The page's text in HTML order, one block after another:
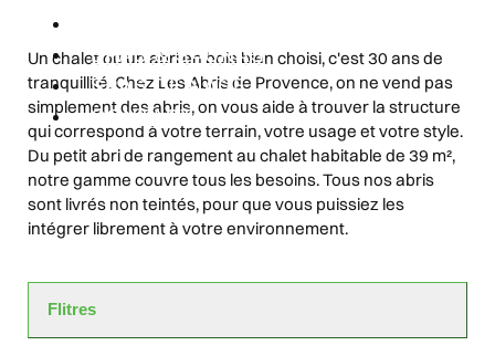
SPAS & SAUNAS
SPAS DE NAGE
CONTACT
Un chalet ou un abri en bois bien choisi, c'est 30 ans de
tranquillité. Chez Les Abris de Provence, on ne vend pas
simplement des abris, on vous aide à trouver la structure
qui correspond à votre terrain, votre usage et votre style.
Du petit abri de rangement au chalet habitable de 39 m²,
notre gamme couvre tous les besoins. Tous nos abris
sont livrés non teintés, pour que vous puissiez les
intégrer librement à votre environnement.
Flitres